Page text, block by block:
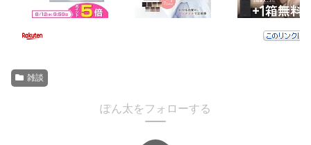
雑談
ぽん太をフォローする